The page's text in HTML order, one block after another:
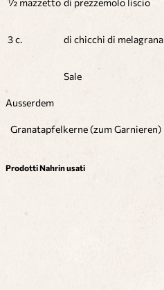
½ mazzetto di prezzemolo liscio
3 c. di chicchi di melagrana
Sale
Ausserdem
Granatapfelkerne (zum Garnieren)
Prodotti Nahrin usati